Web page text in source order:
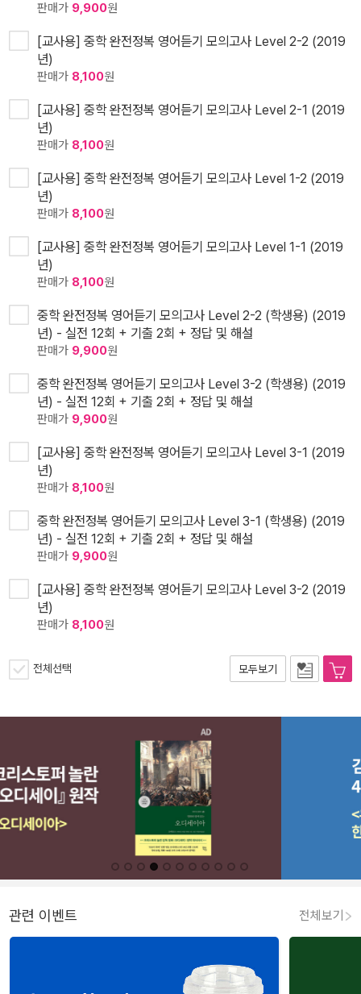
판매가 9,900원
[교사용] 중학 완전정복 영어듣기 모의고사 Level 2-2 (2019
년)
판매가 8,100원
[교사용] 중학 완전정복 영어듣기 모의고사 Level 2-1 (2019
년)
판매가 8,100원
[교사용] 중학 완전정복 영어듣기 모의고사 Level 1-2 (2019
년)
판매가 8,100원
[교사용] 중학 완전정복 영어듣기 모의고사 Level 1-1 (2019
년)
판매가 8,100원
중학 완전정복 영어듣기 모의고사 Level 2-2 (학생용) (2019
년) - 실전 12회 + 기출 2회 + 정답 및 해설
판매가 9,900원
중학 완전정복 영어듣기 모의고사 Level 3-2 (학생용) (2019
년) - 실전 12회 + 기출 2회 + 정답 및 해설
판매가 9,900원
[교사용] 중학 완전정복 영어듣기 모의고사 Level 3-1 (2019
년)
판매가 8,100원
중학 완전정복 영어듣기 모의고사 Level 3-1 (학생용) (2019
년) - 실전 12회 + 기출 2회 + 정답 및 해설
판매가 9,900원
[교사용] 중학 완전정복 영어듣기 모의고사 Level 3-2 (2019
년)
판매가 8,100원
전체선택 모두보기
관련 이벤트 전체보기